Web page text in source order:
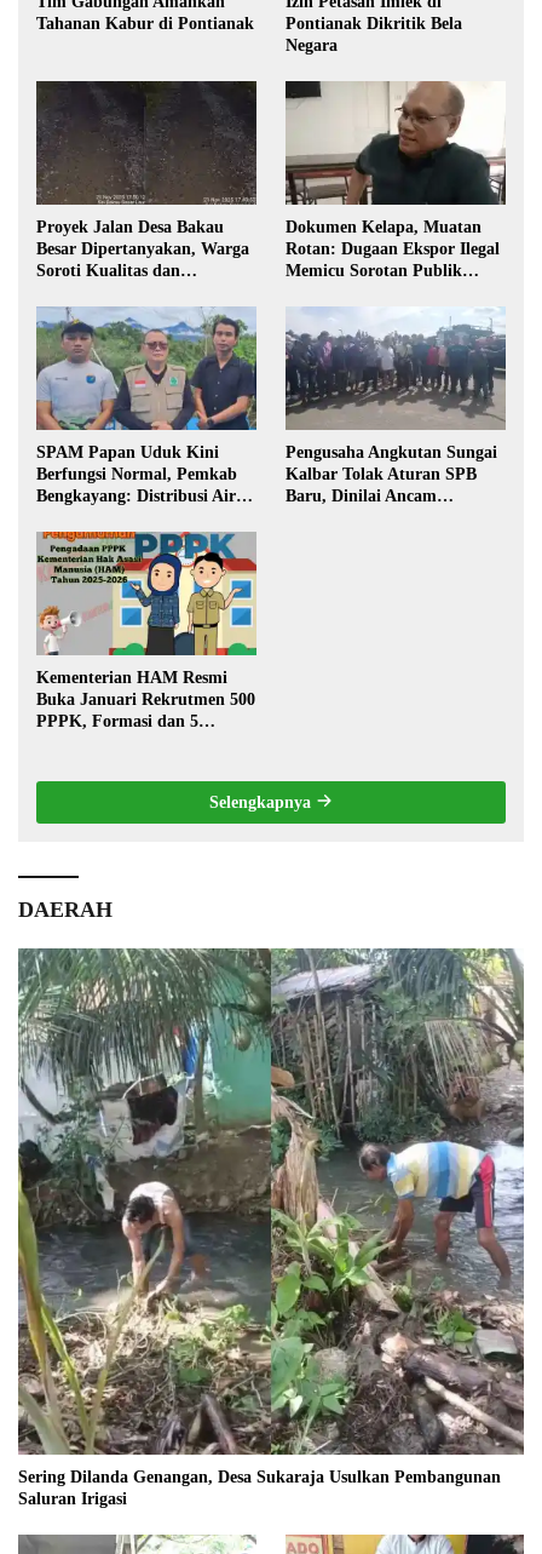
Tahanan Kabur di Pontianak
Pontianak Dikritik Bela
Negara
Proyek Jalan Desa Bakau
Besar Dipertanyakan, Warga
Soroti Kualitas dan
Pembangunan
Dokumen Kelapa, Muatan
Rotan: Dugaan Ekspor Ilegal
Memicu Sorotan Publik
SPAM Papan Uduk Kini
Berfungsi Normal, Pemkab
Bengkayang: Distribusi Air
Warga
Pengusaha Angkutan Sungai
Kalbar Tolak Aturan SPB
Baru, Dinilai Ancam
Kementerian HAM Resmi
Buka Januari Rekrutmen 500
PPPK, Formasi dan 5
Selengkapnya
DAERAH
Sering Dilanda Genangan, Desa Sukaraja Usulkan Pembangunan
Saluran Irigasi